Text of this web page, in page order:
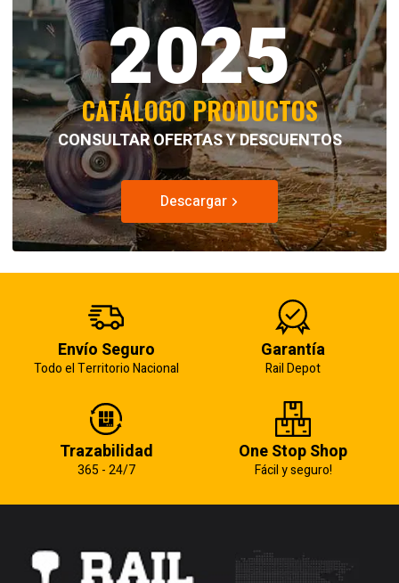
2025
CATÁLOGO PRODUCTOS
CONSULTAR OFERTAS Y DESCUENTOS
Descargar
Envío Seguro
Todo el Territorio Nacional
Garantía
Rail Depot
Trazabilidad
365 - 24/7
One Stop Shop
Fácil y seguro!